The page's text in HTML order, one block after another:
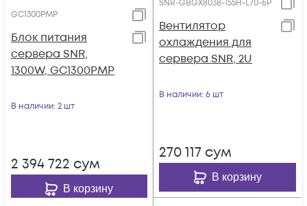
GC1300PMP
Блок питания
сервера SNR,
1300W, GC1300PMP
В наличии: 2 шт
2 394 722 сум
В корзину
SNR-GBGX8038-155H-L70-6P
Вентилятор
охлаждения для
сервера SNR, 2U
В наличии: 6 шт
270 117 сум
В корзину